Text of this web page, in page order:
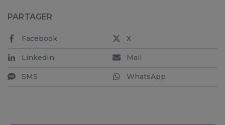
PARTAGER
Facebook X
LinkedIn Mail
SMS WhatsApp